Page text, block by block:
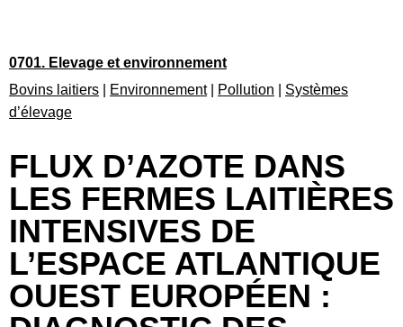
0701. Elevage et environnement
Bovins laitiers
Environnement| Pollution
Systèmes
d’élevage
FLUX D’AZOTE DANS
LES FERMES LAITIÈRES
INTENSIVES DE
L’ESPACE ATLANTIQUE
OUEST EUROPÉEN :